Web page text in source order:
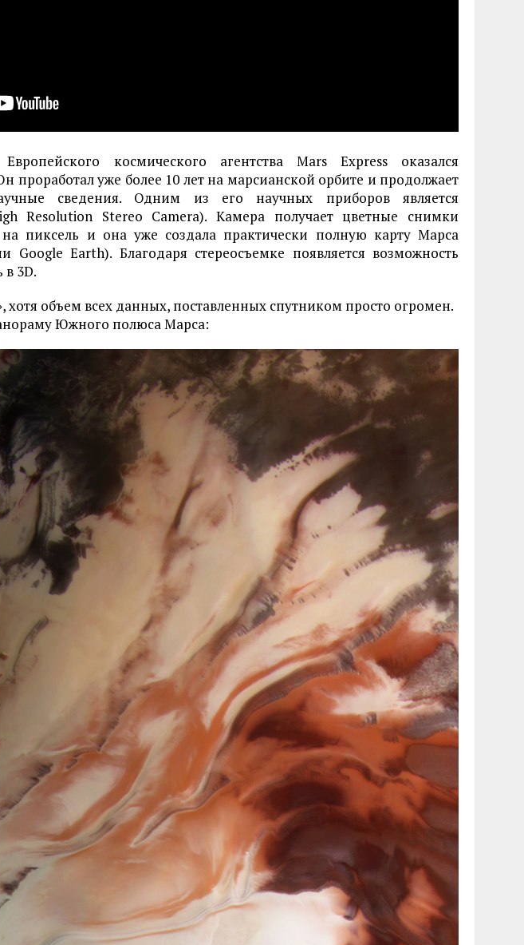
космического агентства Mars Express оказался
проработал уже более 10 лет на марсианской орбите и продолжает
сведения. Одним из его научных приборов является
Resolution Stereo Camera). Камера получает цветные снимки
пиксель и она уже создала практически полную карту Марса
Google Earth). Благодаря стереосъемке появляется возможность
в 3D.
хотя объем всех данных, поставленных спутником просто огромен.
Южного полюса Марса: